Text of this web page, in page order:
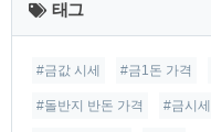
글
태그
#금값 시세 #금1돈 가격
#돌반지 반돈 가격 #금시세